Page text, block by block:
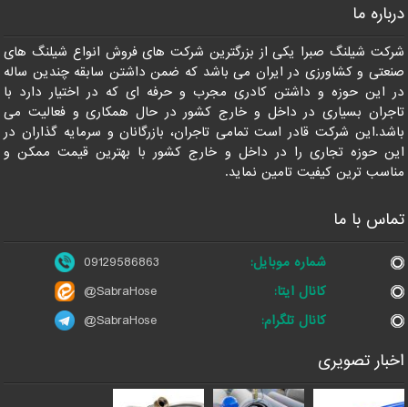
درباره ما
شرکت شیلنگ صبرا یکی از بزرگترین شرکت های فروش انواع شیلنگ های
صنعتی و کشاورزی در ایران می باشد که ضمن داشتن سابقه چندین ساله
در این حوزه و داشتن کادری مجرب و حرفه ای که در اختیار دارد با
تاجران بسیاری در داخل و خارج کشور در حال همکاری و فعالیت می
باشد.این شرکت قادر است تمامی تاجران، بازرگانان و سرمایه گذاران در
این حوزه تجاری را در داخل و خارج کشور با بهترین قیمت ممکن و
مناسب ترین کیفیت تامین نماید.
تماس با ما
شماره موبایل:
09129586863
کانال ایتا:
@SabraHose
کانال تلگرام:
@SabraHose
اخبار تصویری
09129586863